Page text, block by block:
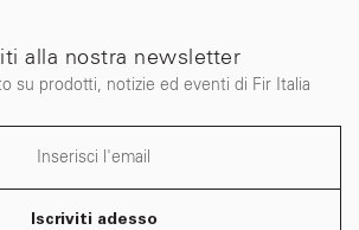
alla nostra newsletter
su prodotti, notizie ed eventi di Fir Italia
Iscriviti adesso